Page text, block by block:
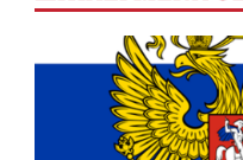
Σαν
6 Αυγ 2026,
ΔΙΕΘΝΗ